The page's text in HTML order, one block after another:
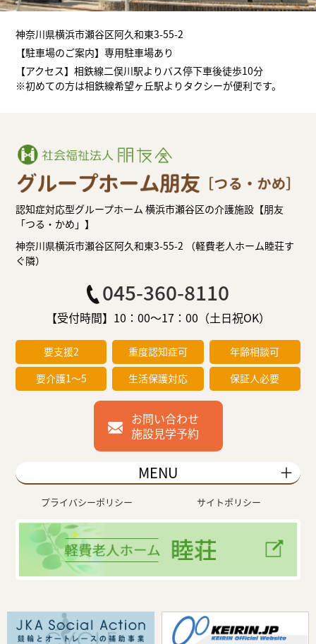
神奈川県横浜市瀬谷区阿久和東3-55-2
【駐車場のご案内】専用駐車場あり
【アクセス】相鉄線二俣川駅よりバス停下車後徒歩10分
※初めての方は相鉄線希望ヶ丘駅よりタクシーが便利です。
認知症対応型グループホーム 横浜市瀬谷区の介護施設【朋友
「つる・かめ」】
神奈川県横浜市瀬谷区阿久和東3-55-2 （軽費老人ホーム睦荘す
ぐ隣）
045-360-8110
【受付時間】10：00～17：00（土日祝OK）
要支援2 重度認知症可
年齢相談可
要介護1～5
生活保護対応 保証人必要
お問い合わせ
施設見学予約
MENU
プライバシーポリシー サイトポリシー